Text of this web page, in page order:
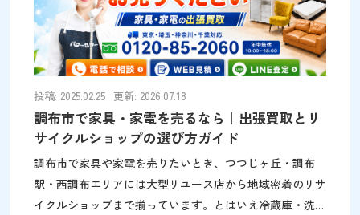
ように捨てればよいかを、わかりやすくまとめます。国分
寺市の粗大ごみは品目によって基準が異なり（家電30cm
以上・家具等40cm以上）、直接持込は不可で、電話・イ
ンターネット・FAXで申込み後に戸別収集してもらう方法
のみで
投稿: 2025.02.25 更新: 2026.07.18
調布市で家具・家電を売るなら｜出張買取とリ
サイクルショップの選び方ガイド
調布市で家具や家電を売りたいとき、つつじヶ丘・調布
駅・西調布エリアには大型リユース店から地域密着のリサ
イクルショップまで揃っています。とはいえ冷蔵庫・洗濯